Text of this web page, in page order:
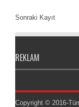
Sonraki Kayıt
REKLAM
Copyright © 2016-